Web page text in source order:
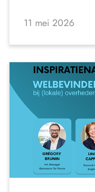
11 mei 2026